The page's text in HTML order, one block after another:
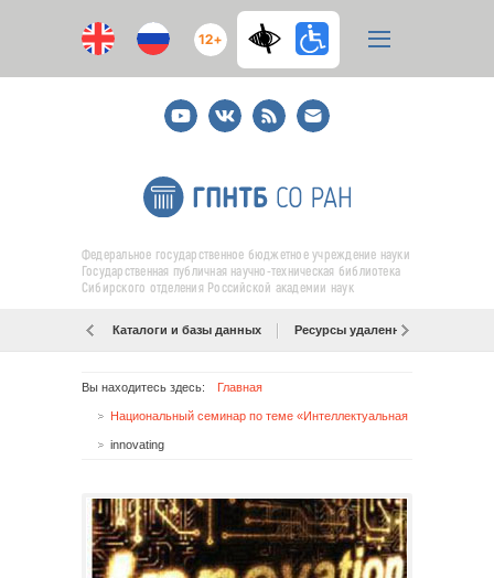
12+
YoutubeВКонтакте
RSS
E-
mail
подписка
Федеральное государственное бюджетное учреждение науки
Государственная публичная научно-техническая библиотека
Сибирского отделения Российской академии наук
Каталоги и базы данных Ресурсы удаленного доступа
Вы находитесь здесь: Главная
innovating